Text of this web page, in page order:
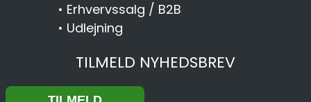
• Erhvervssalg / B2B
• Udlejning
TILMELD NYHEDSBREV